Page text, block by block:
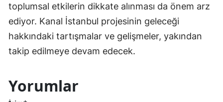
toplumsal etkilerin dikkate alınması da önem arz
ediyor. Kanal İstanbul projesinin geleceği
hakkındaki tartışmalar ve gelişmeler, yakından
takip edilmeye devam edecek.
Yorumlar